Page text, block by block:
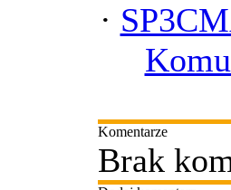
·
Komentarze
Brak